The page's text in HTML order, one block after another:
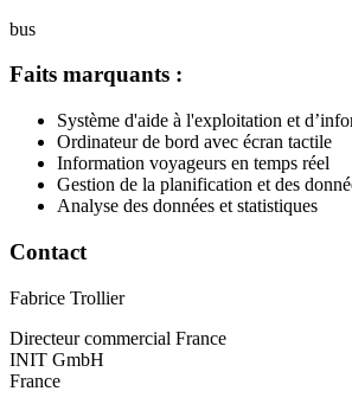
bus
Faits marquants :
Système d'aide à l'exploitation et
Ordinateur de bord avec écran tactile
Information voyageurs en temps réel
Gestion de la planification et des
Analyse des données et statistiques
Contact
Fabrice Trollier
Directeur commercial France
INIT GmbH
France